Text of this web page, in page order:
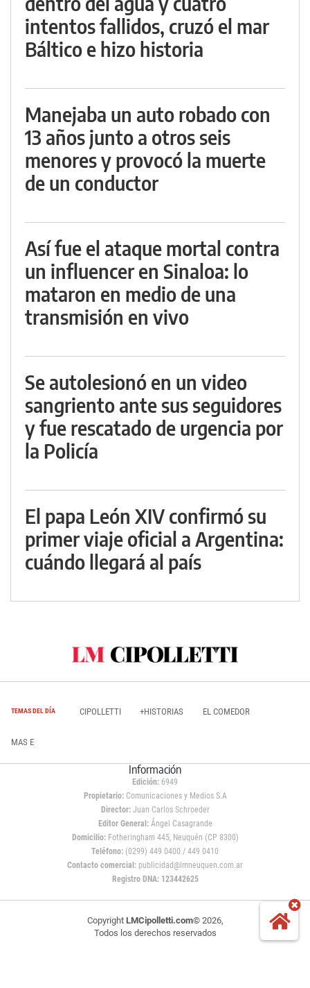
intentos fallidos, cruzó el mar
Báltico e hizo historia
Manejaba un auto robado con
13 años junto a otros seis
menores y provocó la muerte
de un conductor
Así fue el ataque mortal contra
un influencer en Sinaloa: lo
mataron en medio de una
transmisión en vivo
Se autolesionó en un video
sangriento ante sus seguidores
y fue rescatado de urgencia por
la Policía
El papa León XIV confirmó su
primer viaje oficial a Argentina:
cuándo llegará al país
TEMAS DEL DÍA CIPOLLETTI +HISTORIAS EL COMEDOR
MAS E
Información
Edición: 6949
Propietario:Comunicaciones y Medios S.A
Director: Juan Carlos Schroeder
Editor General:Ángel Casagrande
Domicilio:Fotheringham 445, Neuquén (CP 8300)
Teléfono: (0299) 449 0400 / 449 0410
Contacto comercial: publicidad@lmneuquen.com.ar
Registro DNA: 123442625
Copyright LMCipolletti.com© 2026,
Todos los derechos reservados